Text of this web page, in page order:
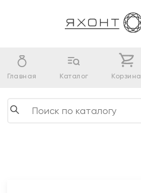
Главная Каталог Корзина